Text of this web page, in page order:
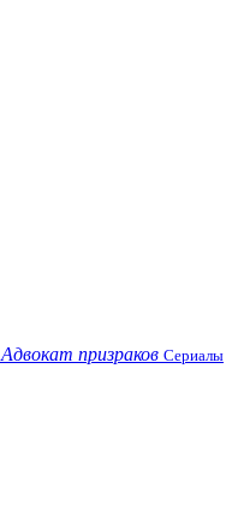
Адвокат призраков Сериалы